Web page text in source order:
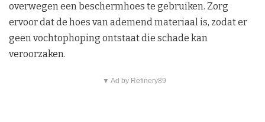
overwegen een beschermhoes te gebruiken. Zorg
ervoor dat de hoes van ademend materiaal is, zodat er
geen vochtophoping ontstaat die schade kan
veroorzaken.
▼ Ad by Refinery89